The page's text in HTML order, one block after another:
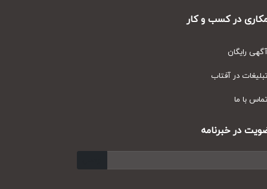
در کسب و کار
رایگان
در آفتاب
با ما
در خبرنامه